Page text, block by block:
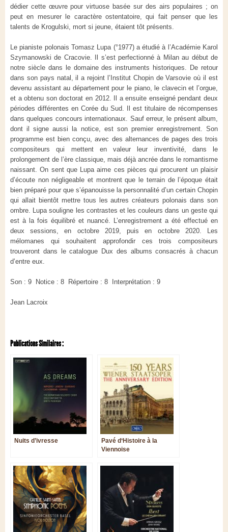
dédier cette œuvre pour virtuose basée sur des airs populaires ; on
peut en mesurer le caractère ostentatoire, qui fait penser que les
talents de Krogulski, mort si jeune, étaient tôt présents.
Le pianiste polonais Tomasz Lupa (°1977) a étudié à l’Académie Karol
Szymanowski de Cracovie. Il s’est perfectionné à Milan au début de
notre siècle dans le domaine des instruments historiques. De retour
dans son pays natal, il a rejoint l’Institut Chopin de Varsovie où il est
devenu assistant au département pour le piano, le clavecin et l’orgue,
et a obtenu son doctorat en 2012. Il a ensuite enseigné pendant deux
périodes différentes en Corée du Sud. Il est titulaire de récompenses
dans quelques concours internationaux. Sauf erreur, le présent album,
dont il signe aussi la notice, est son premier enregistrement. Son
programme est bien conçu, avec des alternances de pages des trois
compositeurs qui mettent en valeur leur inventivité, dans le
prolongement de l’ère classique, mais déjà ancrée dans le romantisme
naissant. On sent que Lupa aime ces pièces qui procurent un plaisir
d’écoute non négligeable et montrent que le terrain de l’époque était
bien préparé pour que s’épanouisse la personnalité d’un certain Chopin
qui allait bientôt mettre tous les autres créateurs polonais dans son
ombre. Lupa souligne les contrastes et les couleurs dans un geste qui
est à la fois équilibré et nuancé. L’enregistrement a été effectué en
deux sessions, en octobre 2019, puis en octobre 2020. Les
mélomanes qui souhaitent approfondir ces trois compositeurs
trouveront dans le catalogue Dux des albums consacrés à chacun
d’entre eux.
Son : 9 Notice : 8 Répertoire : 8 Interprétation : 9
Jean Lacroix
Publications Similaires :
Nuits d’ivresse
Pavé d‘Histoire à la
Viennoise